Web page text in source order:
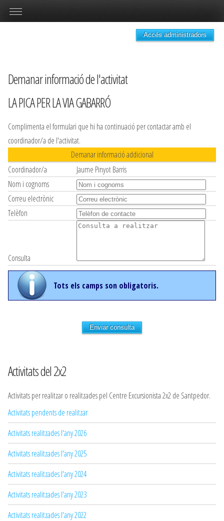
Accés administradors
Demanar informació de l'activitat
LA PICA PER LA VIA GABARRÓ
Complimenta el formulari que hi ha continuació per contactar amb el
coordinador/a de l'activitat.
Demanar informació addicional
Coordinador/a
Jaume Pinyot Barris
Nom i cognoms
Correu electrònic
Telèfon
Consulta
Tots els camps son obligatoris.
Enviar consulta
Activitats del 2x2
Activitats per realitzar o realitzades pel Centre Excursionista 2x2 de Santpedor.
Activitats pendents de realitzar
Activitats realitzades l'any 2026
Activitats realitzades l'any 2025
Activitats realitzades l'any 2024
Activitats realitzades l'any 2023
Activitats realitzades l'any 2022